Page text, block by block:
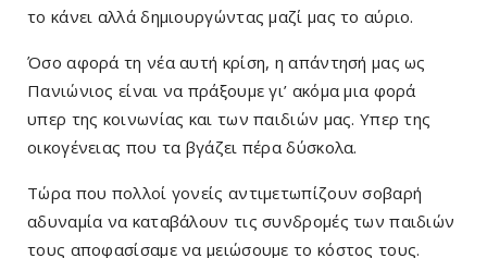
το κάνει αλλά δημιουργώντας μαζί μας το αύριο.
Όσο αφορά τη νέα αυτή κρίση, η απάντησή μας ως
Πανιώνιος είναι να πράξουμε γι’ ακόμα μια φορά
υπερ της κοινωνίας και των παιδιών μας. Υπερ της
οικογένειας που τα βγάζει πέρα δύσκολα.
Τώρα που πολλοί γονείς αντιμετωπίζουν σοβαρή
αδυναμία να καταβάλουν τις συνδρομές των παιδιών
τους αποφασίσαμε να μειώσουμε το κόστος τους.